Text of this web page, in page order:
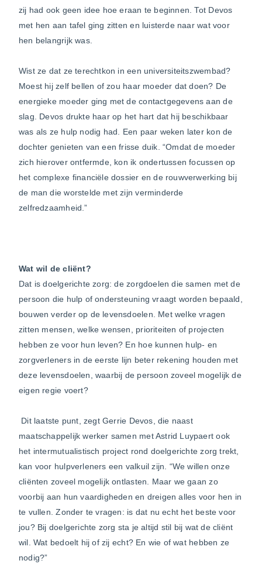
zij had ook geen idee hoe eraan te beginnen. Tot Devos
met hen aan tafel ging zitten en luisterde naar wat voor
hen belangrijk was.
Wist ze dat ze terechtkon in een universiteitszwembad?
Moest hij zelf bellen of zou haar moeder dat doen? De
energieke moeder ging met de contactgegevens aan de
slag. Devos drukte haar op het hart dat hij beschikbaar
was als ze hulp nodig had. Een paar weken later kon de
dochter genieten van een frisse duik. “Omdat de moeder
zich hierover ontfermde, kon ik ondertussen focussen op
het complexe financiële dossier en de rouwverwerking bij
de man die worstelde met zijn verminderde
zelfredzaamheid.”
Wat wil de cliënt?
Dat is doelgerichte zorg: de zorgdoelen die samen met de
persoon die hulp of ondersteuning vraagt worden bepaald,
bouwen verder op de levensdoelen. Met welke vragen
zitten mensen, welke wensen, prioriteiten of projecten
hebben ze voor hun leven? En hoe kunnen hulp- en
zorgverleners in de eerste lijn beter rekening houden met
deze levensdoelen, waarbij de persoon zoveel mogelijk de
eigen regie voert?
Dit laatste punt, zegt Gerrie Devos, die naast
maatschappelijk werker samen met Astrid Luypaert ook
het intermutualistisch project rond doelgerichte zorg trekt,
kan voor hulpverleners een valkuil zijn. “We willen onze
cliënten zoveel mogelijk ontlasten. Maar we gaan zo
voorbij aan hun vaardigheden en dreigen alles voor hen in
te vullen. Zonder te vragen: is dat nu echt het beste voor
jou? Bij doelgerichte zorg sta je altijd stil bij wat de cliënt
wil. Wat bedoelt hij of zij echt? En wie of wat hebben ze
nodig?”